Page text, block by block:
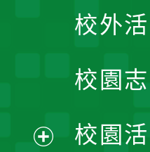
單
校外
校園
校園